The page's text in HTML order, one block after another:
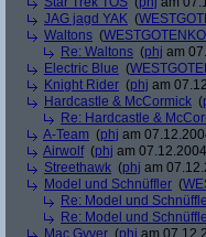
JAG jagd YAK (
Waltons (
Re: Waltons (phj am
Electric Blue (
Knight Rider (phj am
Hardcastle & McCormick (
Re: Hardcastle &
A-Team (phj am
Airwolf(phj am
Streethawk (phj am
Model und Schnüffler (
Re: Model und
Re: Model und
Mac Gyver (phj am